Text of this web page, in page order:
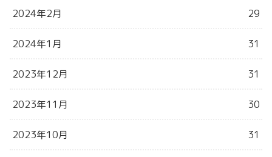
2024年2月 29
2024年1月 31
2023年12月 31
2023年11月 30
2023年10月 31